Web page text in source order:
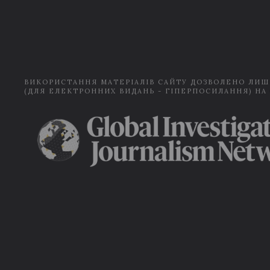
ВИКОРИСТАННЯ МАТЕРІАЛІВ САЙТУ ДОЗВОЛЕНО
(ДЛЯ ЕЛЕКТРОННИХ ВИДАНЬ - ГІПЕРПОСИЛАННЯ) НА